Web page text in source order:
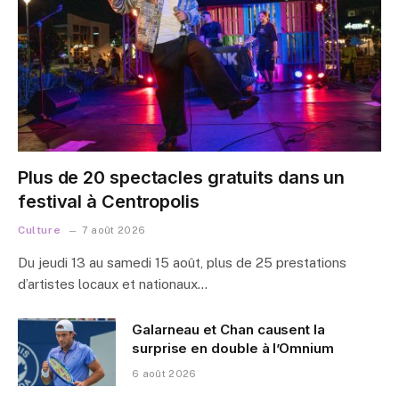
Plus de 20 spectacles gratuits dans un
festival à Centropolis
Culture 7 août 2026
Du jeudi 13 au samedi 15 août, plus de 25 prestations
d’artistes locaux et nationaux…
Galarneau et Chan causent la
surprise en double à l’Omnium
6 août 2026